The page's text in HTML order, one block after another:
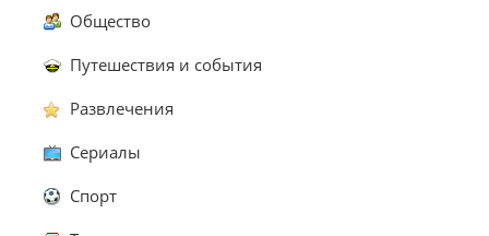
Общество
Путешествия и события
Развлечения
Сериалы
Спорт